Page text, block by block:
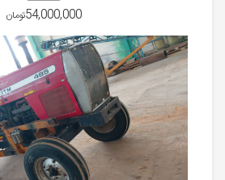
54,000,000تومان